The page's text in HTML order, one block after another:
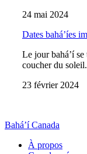
24 mai 2024
Dates bahá’íes
Le jour bahá’í
coucher du soleil.
23 février 2024
Bahá’í Canada
À propos